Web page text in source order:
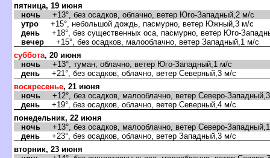
пятница, 19 июня
ночь +13°, без осадков, облачно, ветер Юго-Западный,2 м/с
утро +15°, небольшой дождь, пасмурно, ветер Южный,3 м/с
день +18°, без существенных оса, пасмурно, ветер Юго-
ечер +15°, без осадков, малооблачно, ветер Западный,1 м/с
суббота, 20 июня
ночь +13°, туман, облачно, ветер Юго-Западный,1 м/с
день +21°, без осадков, облачно, ветер Северный,3 м/с
оскресенье, 21 июня
ночь +12°, без осадков, малооблачно, ветер Северо-
день +19°, без осадков, облачно, ветер Северный,4 м/с
понедельник, 22 июня
ночь +13°, без осадков, малооблачно, ветер Северо-
день +23°, без осадков, облачно, ветер Западный,3 м/с
торник, 23 июня